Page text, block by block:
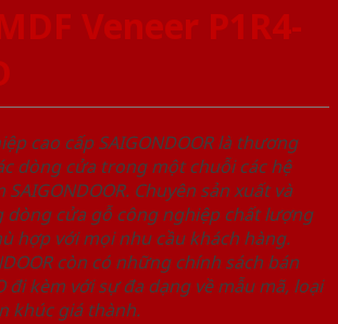
Veneer P1R4-
cao cấp SAIGONDOOR là thương
dòng cửa trong một chuỗi các hệ
Chuyên sản xuất và
dòng cửa gỗ công nghiệp chất lượng
hợp với mọi nhu cầu khách hàng.
còn có những chính sách bán
đi kèm với sự đa dạng về mẫu mã, loại
khúc giá thành.